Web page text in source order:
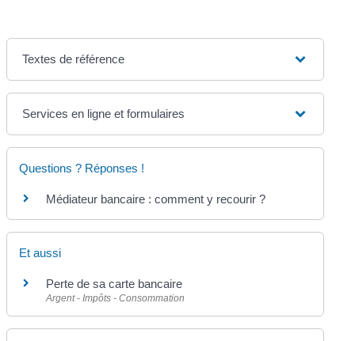
Textes de référence
Services en ligne et formulaires
Questions ? Réponses !
Médiateur bancaire : comment y recourir ?
Et aussi
Perte de sa carte bancaire
Argent - Impôts - Consommation